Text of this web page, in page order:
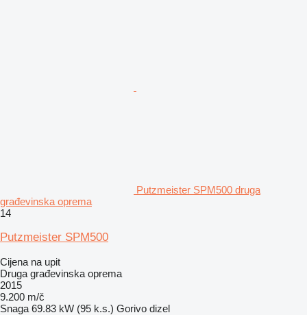
Putzmeister SPM500 druga
građevinska oprema
14
Putzmeister SPM500
Cijena na upit
Druga građevinska oprema
2015
9.200 m/č
Snaga 69.83 kW (95 k.s.) Gorivo dizel